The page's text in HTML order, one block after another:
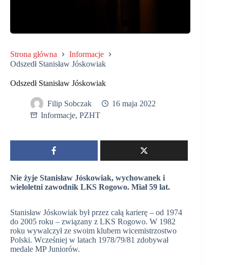
Strona główna
Informacje
Odszedł Stanisław Jóskowiak
Odszedł Stanisław Jóskowiak
Filip Sobczak
16 maja 2022
Informacje, PZHT
Nie żyje Stanisław Jóskowiak, wychowanek i
wieloletni zawodnik LKS Rogowo. Miał 59 lat.
Stanisław Jóskowiak był przez całą karierę – od 1974
do 2005 roku – związany z LKS Rogowo. W 1982
roku wywalczył ze swoim klubem wicemistrzostwo
Polski. Wcześniej w latach 1978/79/81 zdobywał
medale MP Juniorów.